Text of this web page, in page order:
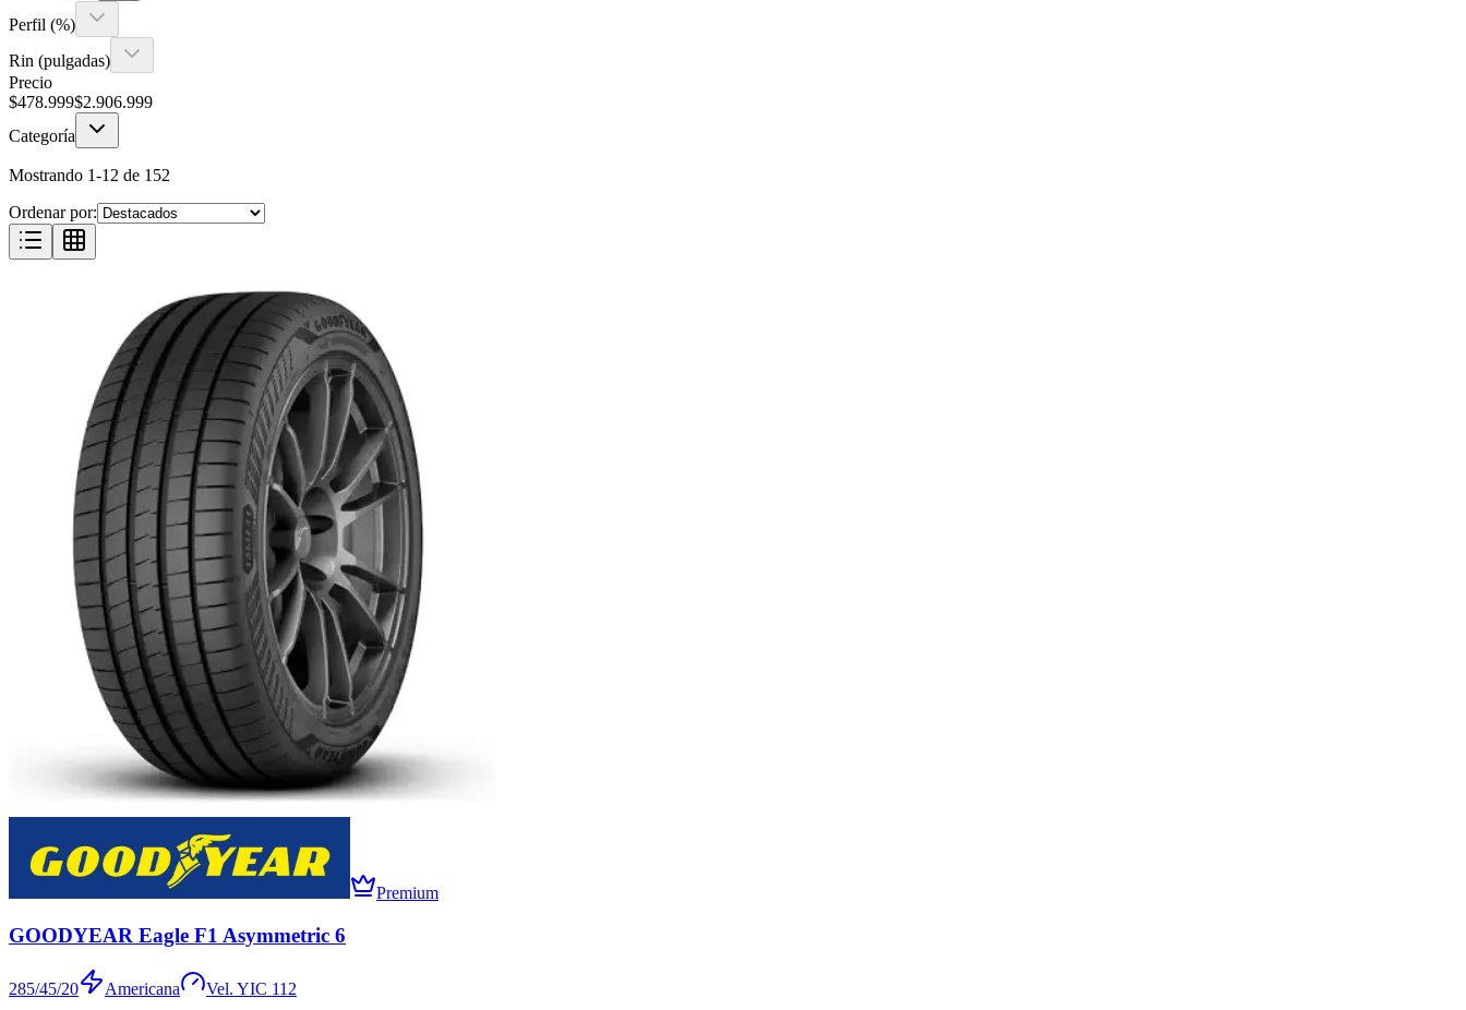
Perfil (%)
Rin (pulgadas)
Precio
$478.999$2.906.999
Categoría
Mostrando 1-12 de 152
Ordenar por:
Premium
GOODYEAR Eagle F1 Asymmetric 6
285/45/20 Americana Vel. YIC 112